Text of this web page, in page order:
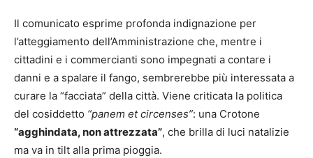
Il comunicato esprime profonda indignazione per
l’atteggiamento dell’Amministrazione che, mentre i
cittadini e i commercianti sono impegnati a contare i
danni e a spalare il fango, sembrerebbe più interessata a
curare la “facciata” della città. Viene criticata la politica
del cosiddetto “panem et circenses”: una Crotone
“agghindata, non attrezzata”, che brilla di luci natalizie
ma va in tilt alla prima pioggia.